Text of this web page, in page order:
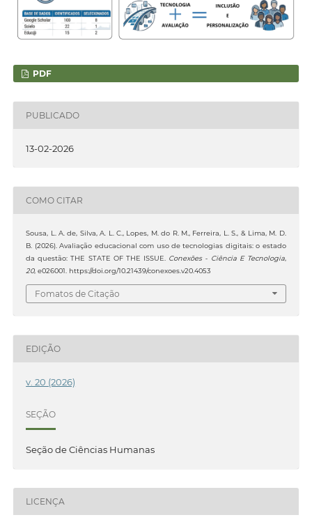
PDF
PUBLICADO
13-02-2026
COMO CITAR
Sousa, L. A. de, Silva, A. L. C., Lopes, M. do R. M., Ferreira, L. S., & Lima, M. D.
B. (2026). Avaliação educacional com uso de tecnologias digitais: o estado
da questão: THE STATE OF THE ISSUE. Conexões - Ciência E Tecnologia,
20, e026001. https://doi.org/10.21439/conexoes.v20.4053
Fomatos de Citação
EDIÇÃO
v. 20 (2026)
SEÇÃO
Seção de Ciências Humanas
LICENÇA